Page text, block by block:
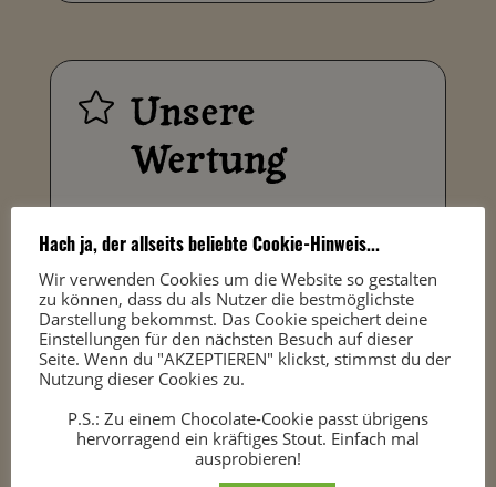
 Unsere
Wertung
Optik 63%
Mundgefühl 73%
Geschmack 77%
Abgang 73%
Gesamteindruck 74%
Hach ja, der allseits beliebte Cookie-Hinweis...
Wir verwenden Cookies um die Website so gestalten
zu können, dass du als Nutzer die bestmöglichste
Darstellung bekommst. Das Cookie speichert deine
Einstellungen für den nächsten Besuch auf dieser
Seite. Wenn du "AKZEPTIEREN" klickst, stimmst du der
Nutzung dieser Cookies zu.
P.S.: Zu einem Chocolate-Cookie passt übrigens
hervorragend ein kräftiges Stout. Einfach mal
ausprobieren!